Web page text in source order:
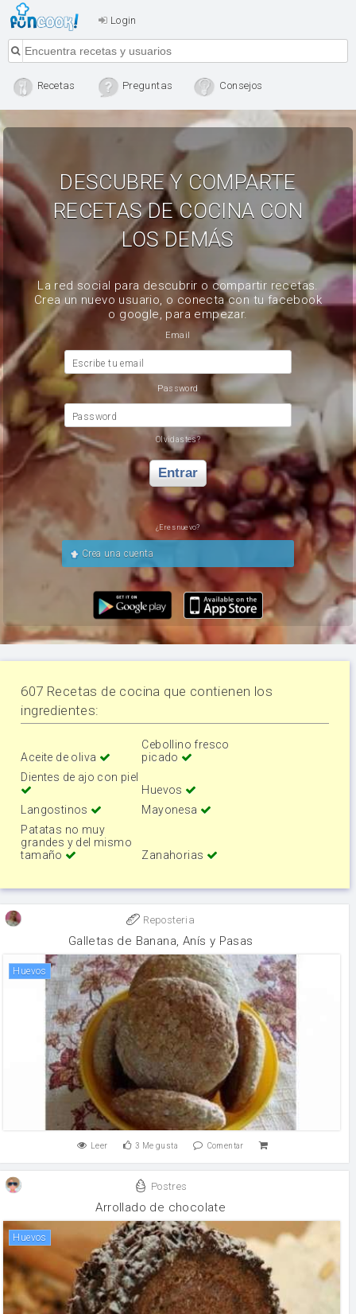
Login
Recetas Preguntas Consejos
DESCUBRE Y COMPARTE
RECETAS DE COCINA CON
LOS DEMÁS
La red social para descubrir o compartir recetas.
Crea un nuevo usuario, o conecta con tu facebook
o google, para empezar.
Email
Escribe tu email
Password
Password
Olvidastes?
Entrar
¿Eres nuevo?
Crea una cuenta
607 Recetas de cocina que contienen los
ingredientes:
Aceite de oliva
Cebollino fresco
picado
Dientes de ajo con piel
Huevos
Langostinos
Mayonesa
Patatas no muy
grandes y del mismo
tamaño
Zanahorias
Reposteria
Galletas de Banana, Anís y Pasas
huevos
Leer 3 Me gusta Comentar
Postres
Arrollado de chocolate
huevos